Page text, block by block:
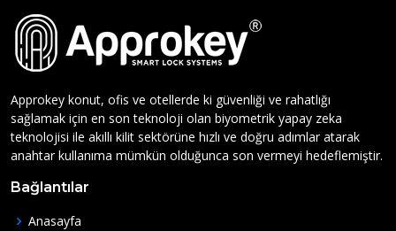
Approkey konut, ofis ve otellerde ki güvenliği ve rahatlığı
sağlamak için en son teknoloji olan biyometrik yapay zeka
teknolojisi ile akıllı kilit sektörüne hızlı ve doğru adımlar atarak
anahtar kullanıma mümkün olduğunca son vermeyi hedeflemiştir.
Bağlantılar
Anasayfa